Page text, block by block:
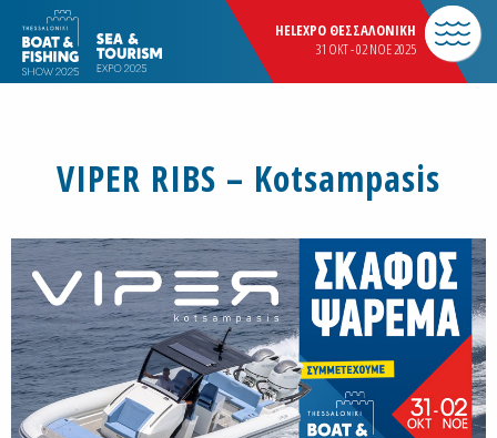
HELEXPO ΘΕΣΣΑΛΟΝΙΚΗ
31 OKT - 02 NOE 2025
VIPER RIBS – Kotsampasis